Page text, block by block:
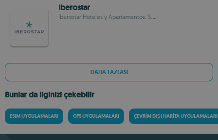
Iberostar
Iberostar Hoteles y Apartamentos, S.L.
DAHA FAZLASI
Bunlar da ilginizi çekebilir
ESIM UYGULAMALARI GPS UYGULAMALARI ÇEVRIM DIŞI HARITA UYGULAMALARI